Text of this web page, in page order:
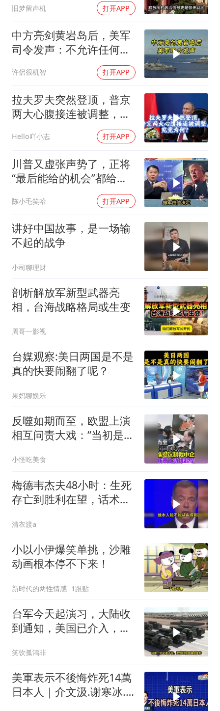
旧梦留声机 打开APP
中方亮剑黄岩岛后，美军
司令发声：不允许任何国
许侶很机智 打开APP
拉夫罗夫突然登顶，普京
两大心腹接连被调整，究
Hello吖小志 打开APP
川普又虚张声势了，正将
“最后能给的机会”都给伊
陈小毛笑哈 打开APP
讲好中国故事，是一场输
不起的战争
小司聊理财
剖析解放军新型武器亮
相，台海战略格局或生变
周哥一影视
台媒观察:美日两国是不是
真的快要闹翻了呢？
果妈聊娱乐
反噬如期而至，欧盟上演
相互问责大戏：“当初是谁
小怪吃美食
梅德韦杰夫48小时：生死
存亡到胜利在望，话术变
清衣渡a
小以小伊爆笑单挑，沙雕
动画根本停不下来！
新时代的两性情感 1跟贴
台军今天起演习，大陆收
到通知，美国已介入，日
笑饮孤鸿非
美軍表示不後悔炸死14萬
日本人｜介文汲.谢寒冰.